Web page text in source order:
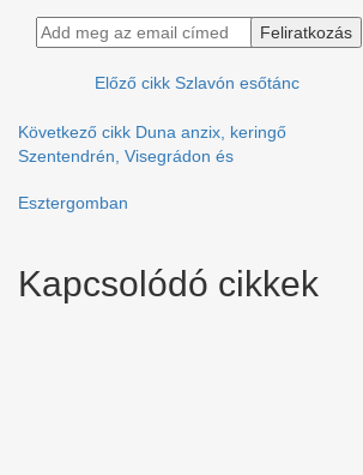
Előző cikk Szlavón esőtánc
Következő cikk Duna anzix, keringő
Szentendrén, Visegrádon és
Esztergomban
Kapcsolódó cikkek